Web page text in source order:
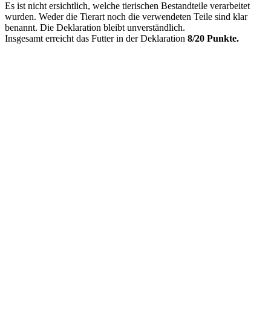
Es ist nicht ersichtlich, welche tierischen Bestandteile verarbeitet
wurden. Weder die Tierart noch die verwendeten Teile sind klar
benannt. Die Deklaration bleibt unverständlich.
Insgesamt erreicht das Futter in der Deklaration 8/20 Punkte.